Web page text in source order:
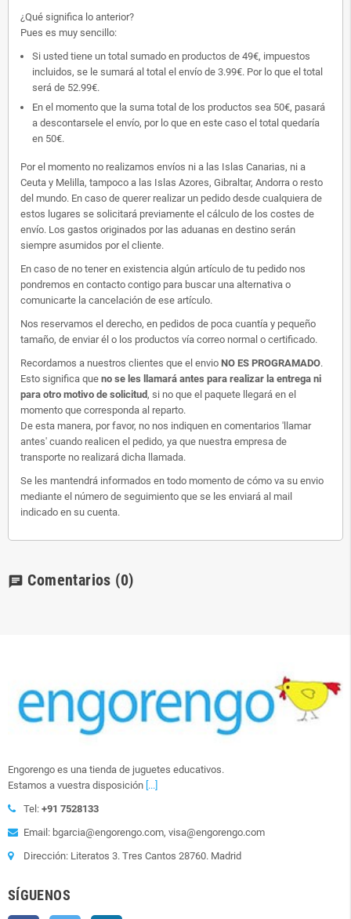
¿Qué significa lo anterior?
Pues es muy sencillo:
Si usted tiene un total sumado en productos de 49€, impuestos
incluidos, se le sumará al total el envío de 3.99€. Por lo que el total
será de 52.99€.
En el momento que la suma total de los productos sea 50€, pasará
a descontarsele el envío, por lo que en este caso el total quedaría
en 50€.
Por el momento no realizamos envíos ni a las Islas Canarias, ni a
Ceuta y Melilla, tampoco a las Islas Azores, Gibraltar, Andorra o resto
del mundo. En caso de querer realizar un pedido desde cualquiera de
estos lugares se solicitará previamente el cálculo de los costes de
envío. Los gastos originados por las aduanas en destino serán
siempre asumidos por el cliente.
En caso de no tener en existencia algún artículo de tu pedido nos
pondremos en contacto contigo para buscar una alternativa o
comunicarte la cancelación de ese artículo.
Nos reservamos el derecho, en pedidos de poca cuantía y pequeño
tamaño, de enviar él o los productos vía correo normal o certificado.
Recordamos a nuestros clientes que el envio NO ES PROGRAMADO.
Esto significa que no se les llamará antes para realizar la entrega ni
para otro motivo de solicitud, si no que el paquete llegará en el
momento que corresponda al reparto.
De esta manera, por favor, no nos indiquen en comentarios 'llamar
antes' cuando realicen el pedido, ya que nuestra empresa de
transporte no realizará dicha llamada.
Se les mantendrá informados en todo momento de cómo va su envio
mediante el número de seguimiento que se les enviará al mail
indicado en su cuenta.
chat Comentarios (0)
Engorengo es una tienda de juguetes educativos.
Estamos a vuestra disposición [...]
Tel: +91 7528133
Email: bgarcia@engorengo.com, visa@engorengo.com
Dirección: Literatos 3. Tres Cantos 28760. Madrid
SÍGUENOS